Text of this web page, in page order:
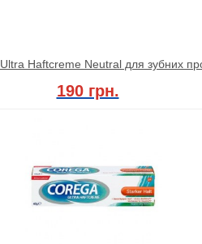
Haftcreme Neutral для зубних
190 грн.